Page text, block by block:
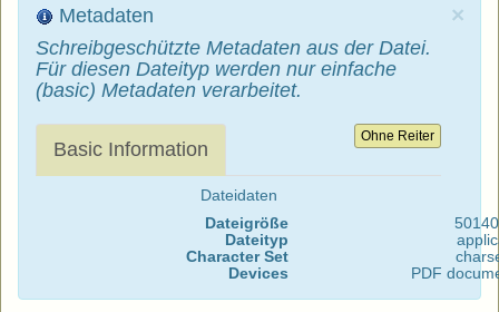
×
Metadaten
Schreibgeschützte Metadaten aus der Datei.
Für diesen Dateityp werden nur einfache
(basic) Metadaten verarbeitet.
Ohne Reiter
Basic Information
Dateidaten
Dateigröße
Dateityp
Character Set
Devices
PDF